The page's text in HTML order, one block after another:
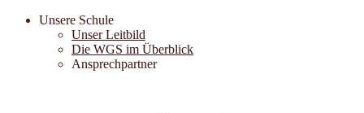
Unsere Schule
Unser Leitbild
Die WGS im Überblick
Ansprechpartner